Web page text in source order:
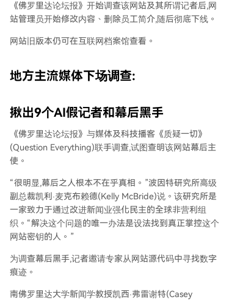
《佛罗里达论坛报》开始调查该网站及其所谓记者后,网
站管理员开始修改内容、删除员工简介,随后彻底下线。
网站旧版本仍可在互联网档案馆查看。
地方主流媒体下场调查:
揪出9个AI假记者和幕后黑手
《佛罗里达论坛报》与媒体及科技播客《质疑一切》
(Question Everything)联手调查,试图查明该网站幕后主
使。
“很明显,幕后之人根本不在乎真相。”波因特研究所高级
副总裁凯利·麦克布赖德(Kelly McBride)说。该研究所是
一家致力于通过改进新闻业强化民主的全球非营利组
织。“解决这个问题的唯一办法是设法找到真正掌控这个
网站密钥的人。”
为调查幕后黑手,记者邀请专家从网站源代码中寻找数字
痕迹。
南佛罗里达大学新闻学教授凯西·弗雷谢特(Casey